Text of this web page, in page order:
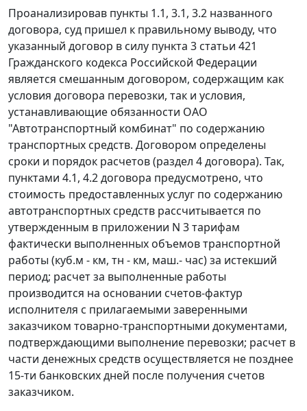
Проанализировав пункты 1.1, 3.1, 3.2 названного
договора, суд пришел к правильному выводу, что
указанный договор в силу пункта 3 статьи 421
Гражданского кодекса Российской Федерации
является смешанным договором, содержащим как
условия договора перевозки, так и условия,
устанавливающие обязанности ОАО
"Автотранспортный комбинат" по содержанию
транспортных средств. Договором определены
сроки и порядок расчетов (раздел 4 договора). Так,
пунктами 4.1, 4.2 договора предусмотрено, что
стоимость предоставленных услуг по содержанию
автотранспортных средств рассчитывается по
утвержденным в приложении N 3 тарифам
фактически выполненных объемов транспортной
работы (куб.м - км, тн - км, маш.- час) за истекший
период; расчет за выполненные работы
производится на основании счетов-фактур
исполнителя с прилагаемыми заверенными
заказчиком товарно-транспортными документами,
подтверждающими выполнение перевозки; расчет в
части денежных средств осуществляется не позднее
15-ти банковских дней после получения счетов
заказчиком.